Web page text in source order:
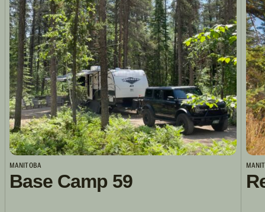
MANITOBA
Base Camp 59